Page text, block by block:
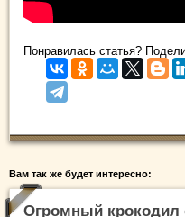
Понравилась статья?
Вам так же будет интересно:
Огромный крокодил